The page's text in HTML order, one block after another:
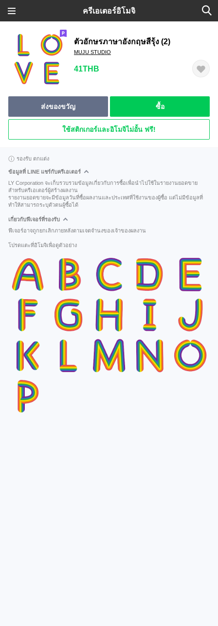
ครีเอเตอร์อิโมจิ
ตัวอักษรภาษาอังกฤษสีรุ้ง (2)
MUJU STUDIO
41THB
ส่งของขวัญ ซื้อ
ใช้สติกเกอร์และอิโมจิไม่อั้น ฟรี!
รองรับ ตกแต่ง
ข้อมูลที่ LINE แชร์กับครีเอเตอร์
LY Corporation จะเก็บรวบรวมข้อมูลเกี่ยวกับการซื้อเพื่อนำไปใช้ในรายงานยอดขาย
สำหรับครีเอเตอร์ผู้สร้างผลงาน
รายงานยอดขายจะมีข้อมูลวันที่ซื้อผลงานและประเทศที่ใช้งานของผู้ซื้อ แต่ไม่มีข้อมูลที่
ทำให้สามารถระบุตัวตนผู้ซื้อได้
เกี่ยวกับฟีเจอร์ที่รองรับ
ฟีเจอร์อาจถูกยกเลิกภายหลังตามเจตจำนงของเจ้าของผลงาน
โปรดแตะที่อิโมจิเพื่อดูตัวอย่าง